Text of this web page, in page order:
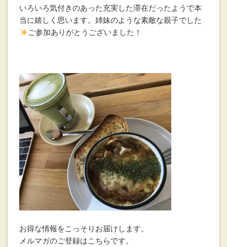
いろいろ気付きのあった充実した滞在だったようで本
当に嬉しく思います。姉妹のような素敵な親子でした
ご参加ありがとうございました！
お得な情報をこっそりお届けします。
メルマガのご登録はこちらです。